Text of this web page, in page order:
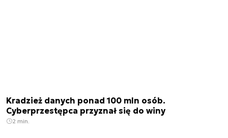
Kradzież danych ponad 100 mln osób.
Cyberprzestępca przyznał się do winy
2 min.